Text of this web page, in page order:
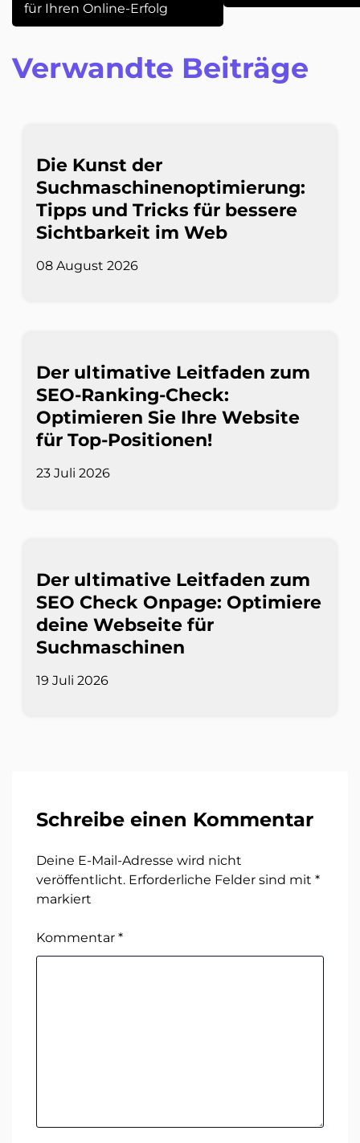
für Ihren Online-Erfolg
Verwandte Beiträge
Die Kunst der
Suchmaschinenoptimierung:
Tipps und Tricks für bessere
Sichtbarkeit im Web
08 August 2026
Der ultimative Leitfaden zum
SEO-Ranking-Check:
Optimieren Sie Ihre Website
für Top-Positionen!
23 Juli 2026
Der ultimative Leitfaden zum
SEO Check Onpage: Optimiere
deine Webseite für
Suchmaschinen
19 Juli 2026
Schreibe einen Kommentar
Deine E-Mail-Adresse wird nicht
veröffentlicht. Erforderliche Felder sind mit *
markiert
Kommentar *